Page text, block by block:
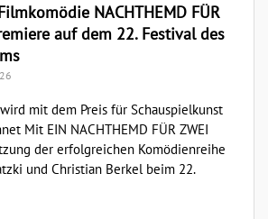
NACHTHEMD FÜR
auf dem 22. Festival des
mit dem Preis für Schauspielkunst
Mit EIN NACHTHEMD FÜR ZWEI
der erfolgreichen Komödienreihe
und Christian Berkel beim 22.